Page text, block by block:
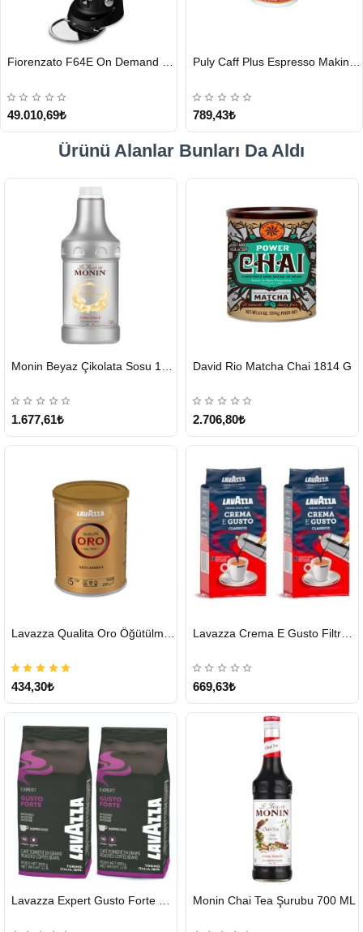
GÖNDERİ
49.010,69₺
GÖNDERİ
789,43₺
Ürünü Alanlar Bunları Da Aldı
GÖNDERİ
1.677,61₺
GÖNDERİ
David Rio Matcha Chai 1814 G
2.706,80₺
GÖNDERİ
434,30₺
GÖNDERİ
Lavazza Crema E Gusto Filtre Kahve 250 G X 2
669,63₺
GÖNDERİ
Monin Chai Tea Şurubu 700 ML